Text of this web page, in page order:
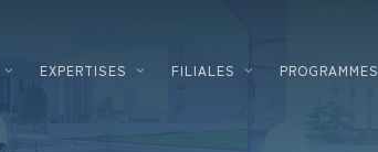
EXPERTISES FILIALES PROGRAMMES